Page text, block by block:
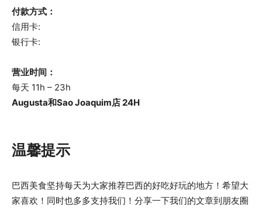
付款方式：
信用卡:
银行卡:
营业时间：
每天 11h – 23h
Augusta和Sao Joaquim店 24H
温馨提示
巴西美食坚持每天为大家推荐巴西的好吃好玩的地方！希望大
家喜欢！同时也多多支持我们！分享一下我们的文章到朋友圈